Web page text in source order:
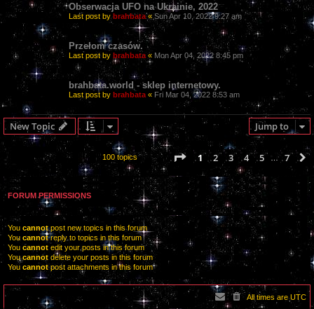
Obserwacja UFO na Ukrainie, 2022
Last post bybrahbata« Sun Apr 10, 2022 9:27 am
Przełom czasów.
Last post by brahbata « Mon Apr 04, 2022 8:45 pm
brahbata.world - sklep internetowy.
Last post by brahbata « Fri Mar 04, 2022 8:53 am
New Topic Jump to
100 topics Page 1of 7
1 2 3 4 5 7
FORUM PERMISSIONS
You cannotpost new topics in this forum
You cannotreply to topics in this forum
You cannot edit your posts in this forum
Youcannot delete your posts in this forum
You cannotpost attachments in this forum
All times areUTC